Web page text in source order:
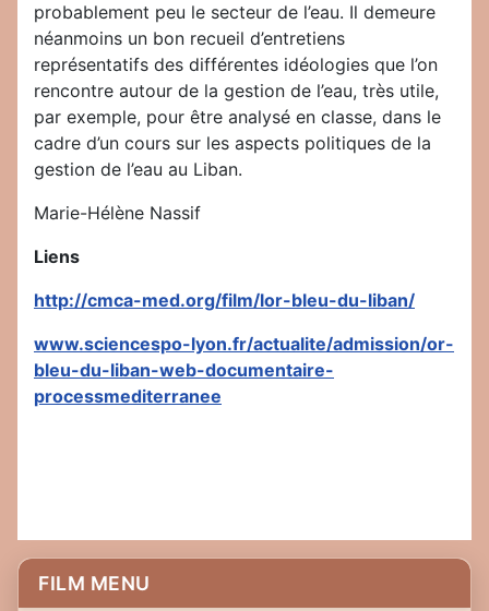
FILM MENU
probablement peu le secteur de l’eau. Il demeure
néanmoins un bon recueil d’entretiens
représentatifs des différentes idéologies que l’on
rencontre autour de la gestion de l’eau, très utile,
par exemple, pour être analysé en classe, dans le
cadre d’un cours sur les aspects politiques de la
gestion de l’eau au Liban.
Marie-Hélène Nassif
Liens
http://cmca-med.org/film/lor-bleu-du-liban/
www.sciencespo-lyon.fr/actualite/admission/or-
bleu-du-liban-web-documentaire-
processmediterranee